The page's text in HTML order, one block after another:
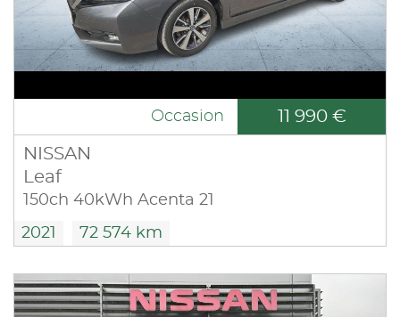
Occasion 11 990 €
NISSAN
Leaf
150ch 40kWh Acenta 21
2021 72 574 km